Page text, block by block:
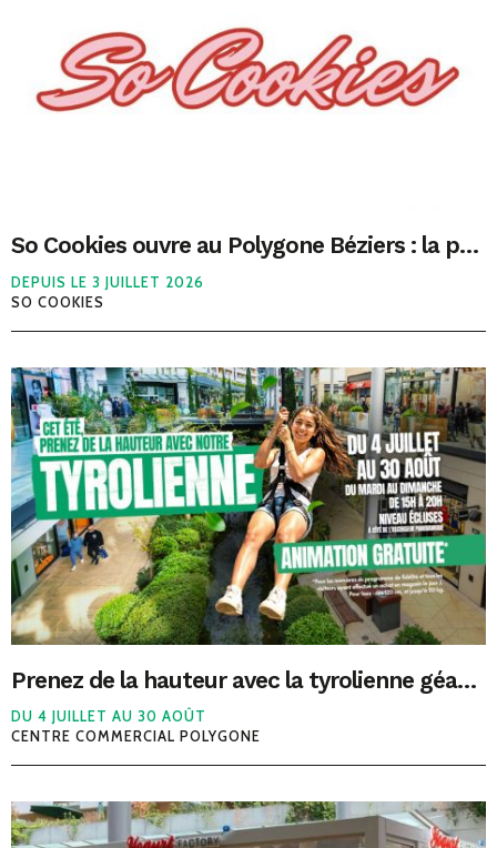
So Cookies ouvre au Polygone Béziers : la pause gourmande qui va faire fondre les amateurs de cookies
DEPUIS LE 3 JUILLET 2026
SO COOKIES
Prenez de la hauteur avec la tyrolienne géante du Polygone Béziers !
DU 4 JUILLET AU 30 AOÛT
CENTRE COMMERCIAL POLYGONE